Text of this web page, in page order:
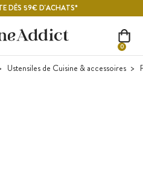
DÈS 59€ D'ACHATS*
0
Ustensiles de Cuisine & accessoires